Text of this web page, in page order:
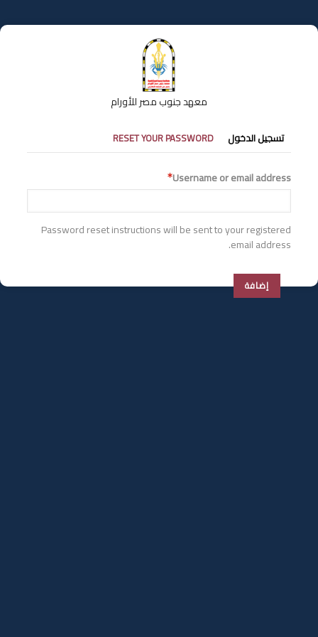
إلى
المحتوى
معهد جنوب مصر للأورام
التبويبات
الأساسية
تسجيل الدخول RESET YOUR PASSWORD
Username or email address
Password reset instructions will be sent to your registered
email address.